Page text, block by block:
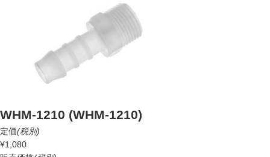
WHM-1210 (WHM-1210)
定価(税別)
¥1,080